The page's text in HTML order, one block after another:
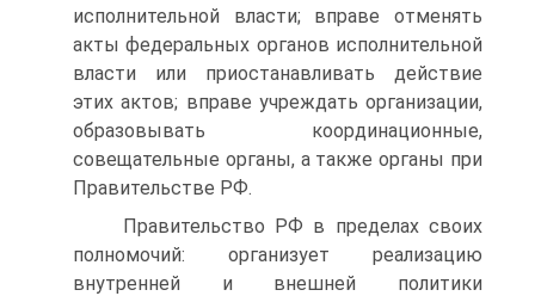
исполнительной власти; вправе отменять
акты федеральных органов исполнительной
власти или приостанавливать действие
этих актов; вправе учреждать организации,
образовывать координационные,
совещательные органы, а также органы при
Правительстве РФ.
Правительство РФ в пределах своих
полномочий: организует реализацию
внутренней и внешней политики